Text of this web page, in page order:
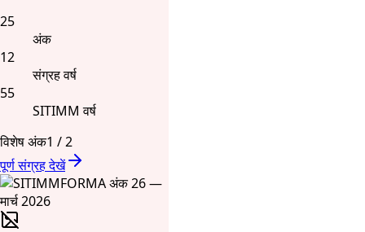
25
अंक
12
संग्रह वर्ष
55
SITIMM वर्ष
विशेष अंक1 /2
पूर्ण संग्रह देखें